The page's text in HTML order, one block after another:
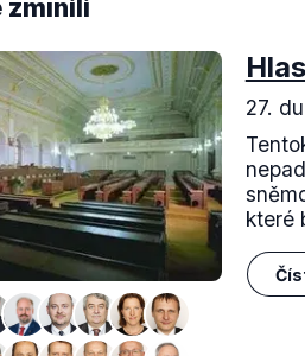
zmínili
27.
které